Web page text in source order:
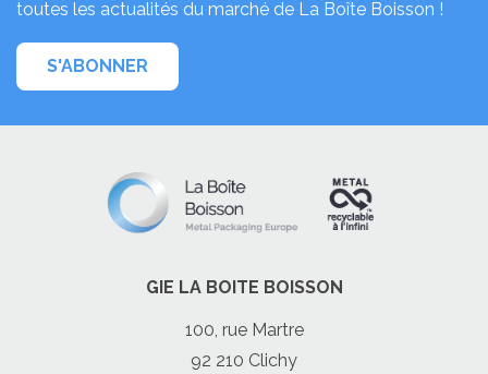
toutes les actualités du marché de La Boîte Boisson !
S'ABONNER
GIE LA BOITE BOISSON
100, rue Martre
92 210 Clichy